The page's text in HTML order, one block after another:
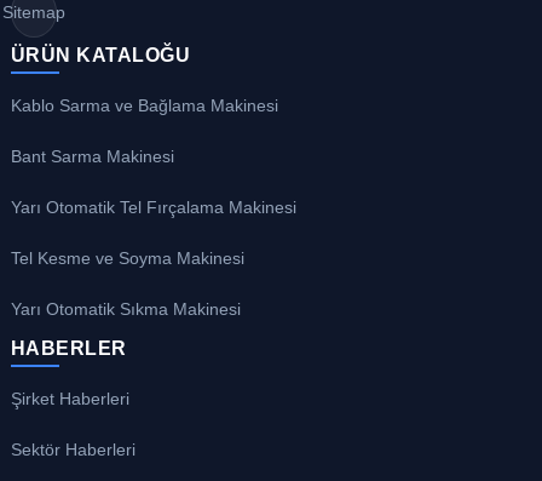
Sitemap
ÜRÜN KATALOĞU
Kablo Sarma ve Bağlama Makinesi
Bant Sarma Makinesi
Yarı Otomatik Tel Fırçalama Makinesi
Tel Kesme ve Soyma Makinesi
Yarı Otomatik Sıkma Makinesi
HABERLER
Şirket Haberleri
Sektör Haberleri